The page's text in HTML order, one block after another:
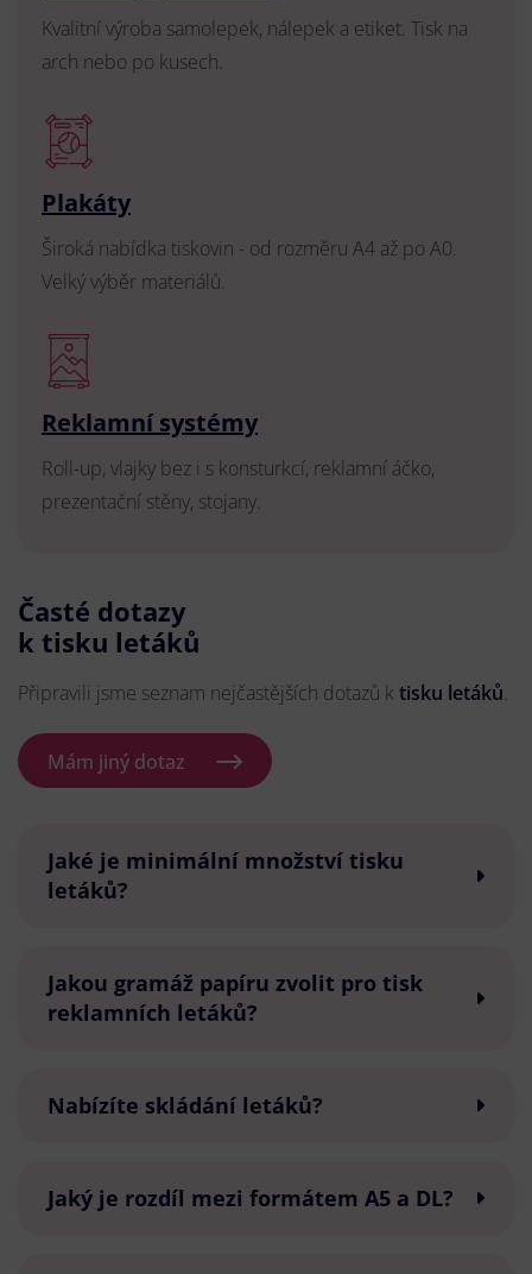
Kvalitní výroba samolepek, nálepek a etiket. Tisk na
arch nebo po kusech.
Plakáty
Široká nabídka tiskovin - od rozměru A4 až po A0.
Velký výběr materiálů.
Reklamní systémy
Roll-up, vlajky bez i s konsturkcí, reklamní áčko,
prezentační stěny, stojany.
Časté dotazy
k tisku letáků
Připravili jsme seznam nejčastějších dotazů k tisku letáků.
Mám jiný dotaz
Jaké je minimální množství tisku
letáků?
Jakou gramáž papíru zvolit pro tisk
reklamních letáků?
Nabízíte skládání letáků?
Jaký je rozdíl mezi formátem A5 a DL?